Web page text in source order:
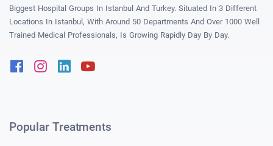
Biggest Hospital Groups In Istanbul And Turkey. Situated In 3 Different
Locations In Istanbul, With Around 50 Departments And Over 1000 Well
Trained Medical Professionals, Is Growing Rapidly Day By Day.
FacebookInstagram
Linkedin
Popular Treatments